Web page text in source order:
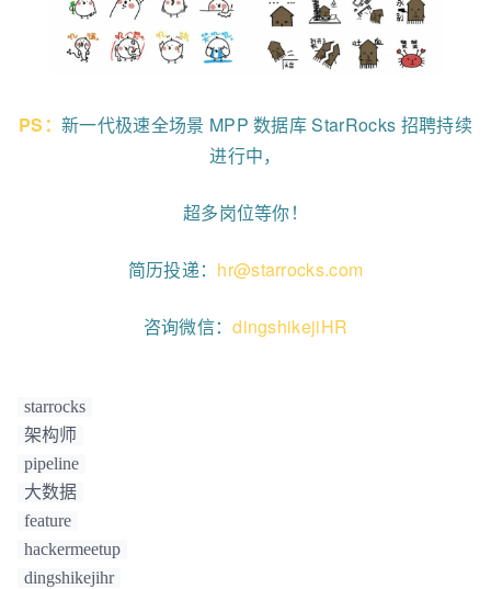
PS：新一代极速全场景 MPP 数据库 StarRocks 招聘持续
进行中，
超多岗位等你！
简历投递： hr@starrocks.com
咨询微信：dingshikejiHR
starrocks
架构师
pipeline
大数据
feature
hackermeetup
dingshikejihr